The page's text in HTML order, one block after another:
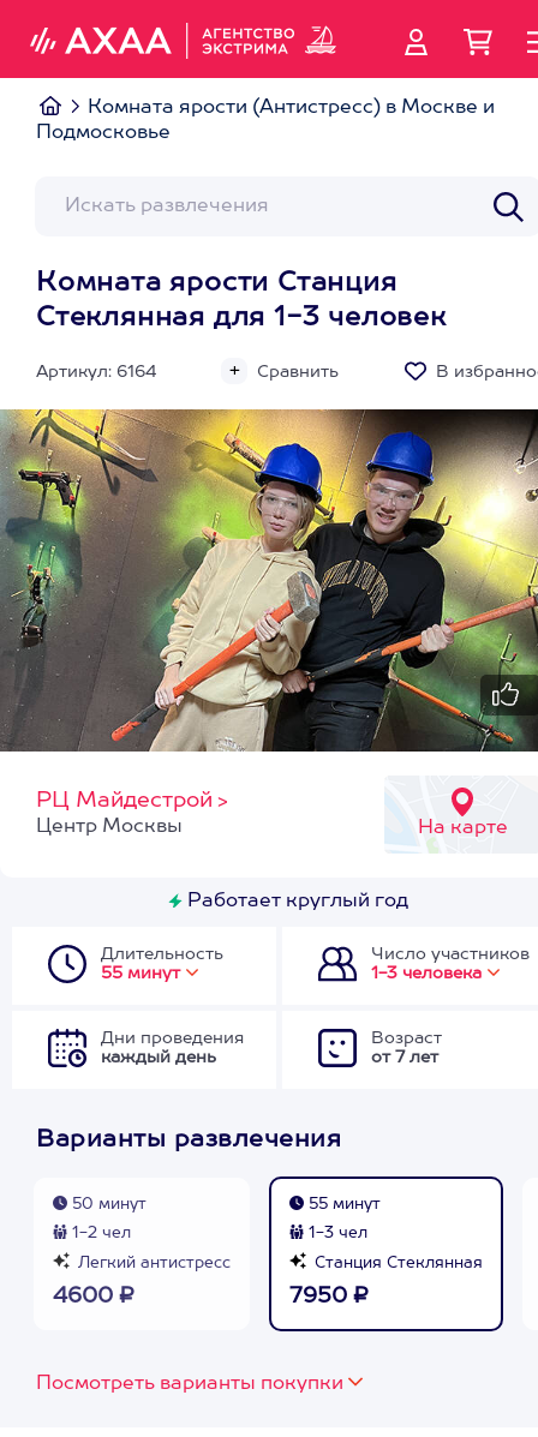
Комната ярости (Антистресс) в Москве и
Подмосковье
Комната ярости Станция
Стеклянная для 1-3 человек
Артикул: 6164 Сравнить В
РЦ Майдестрой >
На карте
Центр Москвы
Работает круглый год
Длительность
55 минут
Число участников
1-3 человека
Дни проведения
каждый день
Возраст
от 7 лет
Варианты развлечения
50 минут
1-2 чел
Легкий антистресс
4600 ₽
55 минут
1-3 чел
Станция Стеклянная
7950 ₽
Посмотреть варианты покупки